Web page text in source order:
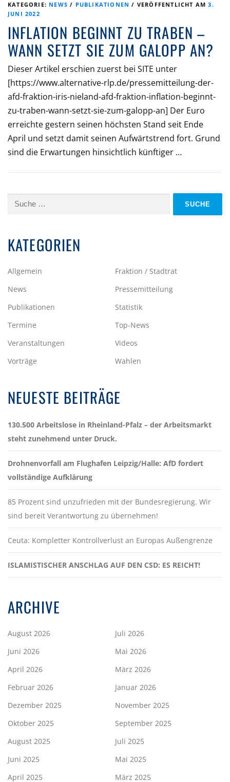
KATEGORIE: NEWS / PUBLIKATIONEN / VERÖFFENTLICHT AM3.
JUNI 2022
INFLATION BEGINNT ZU TRABEN –
WANN SETZT SIE ZUM GALOPP AN?
Dieser Artikel erschien zuerst bei SITE unter
[https://www.alternative-rlp.de/pressemitteilung-der-
afd-fraktion-iris-nieland-afd-fraktion-inflation-beginnt-
zu-traben-wann-setzt-sie-zum-galopp-an] Der Euro
erreichte gestern seinen höchsten Stand seit Ende
April und setzt damit seinen Aufwärtstrend fort. Grund
sind die Erwartungen hinsichtlich künftiger …
Suche
KATEGORIEN
Allgemein
Fraktion / Stadtrat
News
Pressemitteilung
Publikationen
Statistik
Termine
Top-News
Veranstaltungen
Videos
Vorträge
Wahlen
NEUESTE BEITRÄGE
130.500 Arbeitslose in Rheinland-Pfalz – der Arbeitsmarkt
steht zunehmend unter Druck.
Drohnenvorfall am Flughafen Leipzig/Halle: AfD fordert
vollständige Aufklärung
85 Prozent sind unzufrieden mit der Bundesregierung. Wir
sind bereit Verantwortung zu übernehmen!
Ceuta: Kompletter Kontrollverlust an Europas Außengrenze
ISLAMISTISCHER ANSCHLAG AUF DEN CSD: ES REICHT!
ARCHIVE
August 2026
Juli 2026
Juni 2026
Mai 2026
April 2026
März 2026
Februar 2026
Januar 2026
Dezember 2025
November 2025
Oktober 2025
September 2025
August 2025
Juli 2025
Juni 2025
Mai 2025
April 2025
März 2025